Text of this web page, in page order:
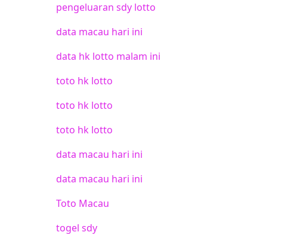
pengeluaran sdy lotto
data macau hari ini
data hk lotto malam ini
toto hk lotto
toto hk lotto
toto hk lotto
data macau hari ini
data macau hari ini
Toto Macau
togel sdy